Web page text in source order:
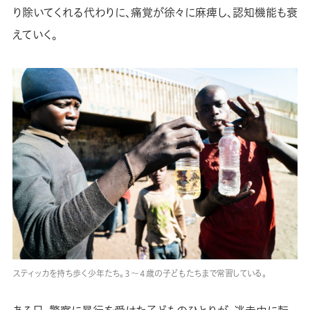
り除いてくれる代わりに、痛覚が徐々に麻痺し、認知機能も衰
えていく。
スティッカを持ち歩く少年たち。３～４歳の子どもたちまで常習している。